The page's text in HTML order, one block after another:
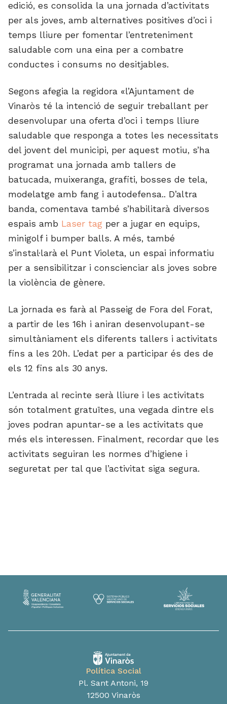
edició, es consolida la una jornada d’activitats
per als joves, amb alternatives positives d’oci i
temps lliure per fomentar l’entreteniment
saludable com una eina per a combatre
conductes i consums no desitjables.
Segons afegia la regidora «l’Ajuntament de
Vinaròs té la intenció de seguir treballant per
desenvolupar una oferta d’oci i temps lliure
saludable que responga a totes les necessitats
del jovent del municipi, per aquest motiu, s’ha
programat una jornada amb tallers de
batucada, muixeranga, grafiti, bosses de tela,
modelatge amb fang i autodefensa.. D’altra
banda, comentava també s’habilitarà diversos
espais amb Laser tag per a jugar en equips,
minigolf i bumper balls. A més, també
s’instal·larà el Punt Violeta, un espai informatiu
per a sensibilitzar i conscienciar als joves sobre
la violència de gènere.
La jornada es farà al Passeig de Fora del Forat,
a partir de les 16h i aniran desenvolupant-se
simultàniament els diferents tallers i activitats
fins a les 20h. L’edat per a participar és des de
els 12 fins als 30 anys.
L’entrada al recinte serà lliure i les activitats
són totalment gratuïtes, una vegada dintre els
joves podran apuntar-se a les activitats que
més els interessen. Finalment, recordar que les
activitats seguiran les normes d’higiene i
seguretat per tal que l’activitat siga segura.
Política Social
Pl. Sant Antoni, 19
12500 Vinaròs